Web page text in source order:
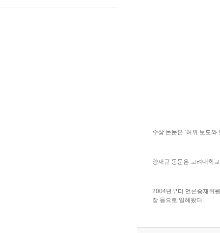
수상 논문은 ‘허위 보도
양재규 동문은 고려대학
2004년부터 언론중재위
장 등으로 일해왔다.